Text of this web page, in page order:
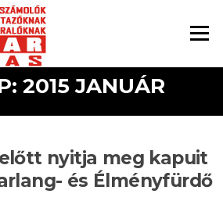
Menü
2015 JANUÁR
nyitja meg kapuit
és Élményfürdő